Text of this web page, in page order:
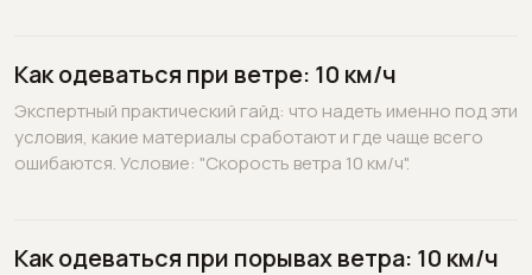
Как одеваться при ветре: 10 км/ч
Экспертный практический гайд: что надеть именно под эти
условия, какие материалы сработают и где чаще всего
ошибаются. Условие: "Скорость ветра 10 км/ч".
Как одеваться при порывах ветра: 10 км/ч